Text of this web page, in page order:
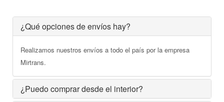
¿Qué opciones de envíos hay?
Realizamos nuestros envíos a todo el país por la empresa
Mirtrans.
¿Puedo comprar desde el interior?